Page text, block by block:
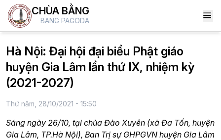
CHÙA BẰNG
BANG PAGODA
Hà Nội: Đại hội đại biểu Phật giáo
huyện Gia Lâm lần thứ IX, nhiệm kỳ
(2021-2027)
Thứ năm, 28/10/2021 - 15:50
Sáng ngày 26/10, tại chùa Đào Xuyên (xã Đa Tốn, huyện
Gia Lâm, TP.Hà Nội), Ban Trị sự GHPGVN huyện Gia Lâm